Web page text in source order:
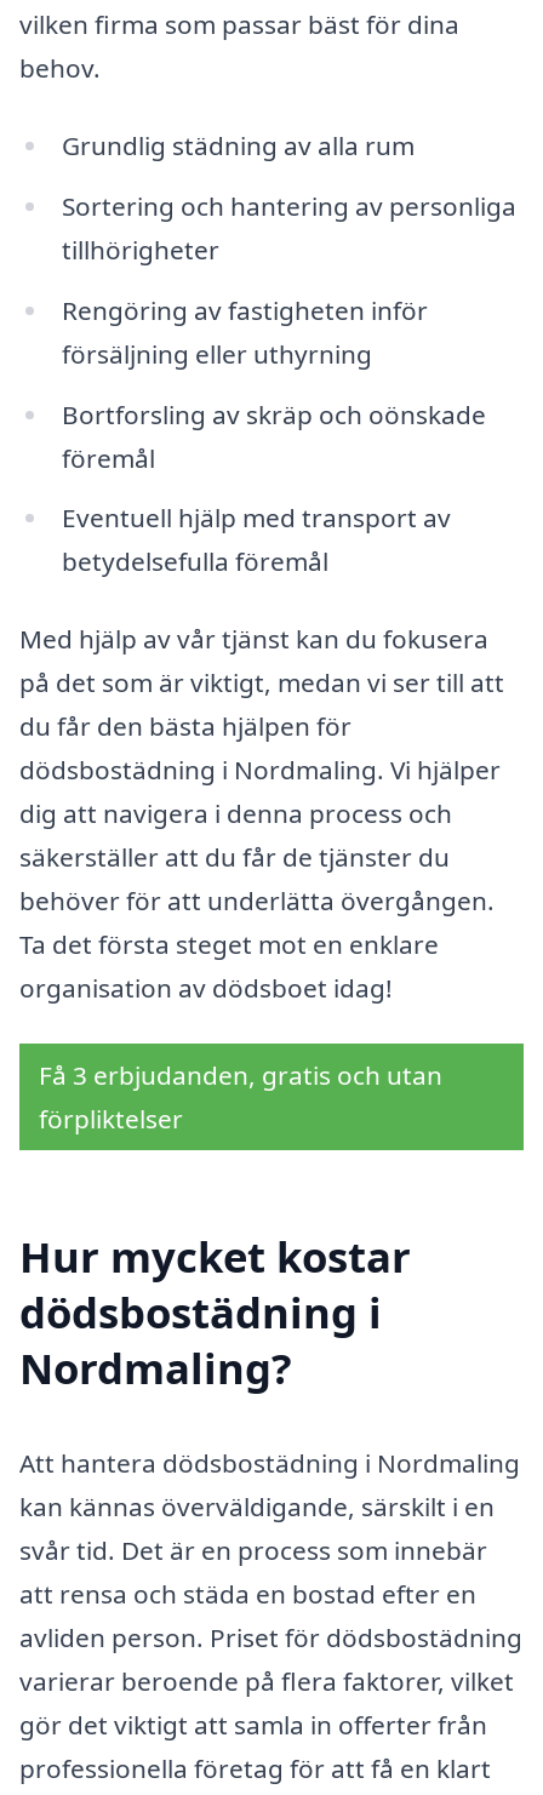
vilken firma som passar bäst för dina
behov.
Grundlig städning av alla rum
Sortering och hantering av personliga
tillhörigheter
Rengöring av fastigheten inför
försäljning eller uthyrning
Bortforsling av skräp och oönskade
föremål
Eventuell hjälp med transport av
betydelsefulla föremål
Med hjälp av vår tjänst kan du fokusera
på det som är viktigt, medan vi ser till att
du får den bästa hjälpen för
dödsbostädning i Nordmaling. Vi hjälper
dig att navigera i denna process och
säkerställer att du får de tjänster du
behöver för att underlätta övergången.
Ta det första steget mot en enklare
organisation av dödsboet idag!
Få 3 erbjudanden, gratis och utan
förpliktelser
Hur mycket kostar
dödsbostädning i
Nordmaling?
Att hantera dödsbostädning i Nordmaling
kan kännas överväldigande, särskilt i en
svår tid. Det är en process som innebär
att rensa och städa en bostad efter en
avliden person. Priset för dödsbostädning
varierar beroende på flera faktorer, vilket
gör det viktigt att samla in offerter från
professionella företag för att få en klart